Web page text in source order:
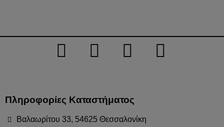
Πληροφορίες Καταστήματος
Βαλαωρίτου 33, 54625 Θεσσαλονίκη